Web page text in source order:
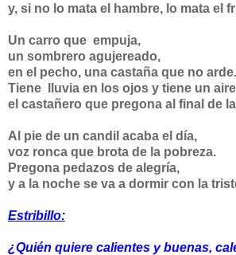
y, si no lo mata el hambre, lo mata el
Un carro que empuja,
un sombrero agujereado,
en el pecho, una castaña que no arde.
Tiene
lluvia en los ojos y tiene un
el castañero que pregona al final de
Al pie de un candil acaba el día,
voz ronca que brota de la pobreza.
Pregona pedazos de alegría,
y a la noche se va a dormir con la
Estribillo:
¿Quién quiere calientes y buenas,